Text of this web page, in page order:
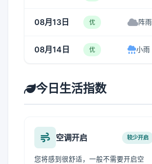
08月13日 优 阵雨
08月14日 优 小雨
今日生活指数
空调开启 较少开启
您将感到很舒适，一般不需要开启空